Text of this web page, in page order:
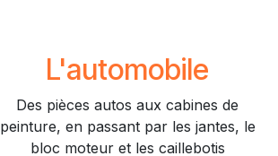
L'automobile
Des pièces autos aux cabines de
peinture, en passant par les jantes, le
bloc moteur et les caillebotis